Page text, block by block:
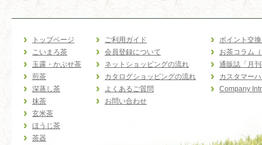
トップページ
こいまろ茶
玉露・かぶせ茶
煎茶
深蒸し茶
抹茶
玄米茶
ほうじ茶
茶器
ご利用ガイド
会員登録について
ネットショッピングの流れ
カタログショッピングの流れ
よくあるご質問
お問い合わせ
ポイント交
お茶コラム
通販誌「月
カスタマー
Company